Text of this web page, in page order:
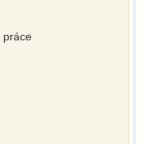
práce